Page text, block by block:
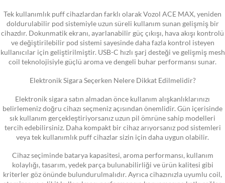
Tek kullanımlık puff cihazlardan farklı olarak Vozol ACE MAX, yeniden
doldurulabilir pod sistemiyle uzun süreli kullanım sunan gelişmiş bir
cihazdır. Dokunmatik ekranı, ayarlanabilir güç çıkışı, hava akışı kontrolü
ve değiştirilebilir pod sistemi sayesinde daha fazla kontrol isteyen
kullanıcılar için geliştirilmiştir. USB-C hızlı şarj desteği ve gelişmiş mesh
coil teknolojisiyle güçlü aroma ve dengeli buhar performansı sunar.
Elektronik Sigara Seçerken Nelere Dikkat Edilmelidir?
Elektronik sigara satın almadan önce kullanım alışkanlıklarınızı
belirlemeniz doğru cihazı seçmeniz açısından önemlidir. Gün içerisinde
sık kullanım gerçekleştiriyorsanız uzun pil ömrüne sahip modelleri
tercih edebilirsiniz. Daha kompakt bir cihaz arıyorsanız pod sistemleri
veya tek kullanımlık puff cihazlar sizin için daha uygun olabilir.
Cihaz seçiminde batarya kapasitesi, aroma performansı, kullanım
kolaylığı, tasarım, yedek parça bulunabilirliği ve ürün kalitesi gibi
kriterler göz önünde bulundurulmalıdır. Ayrıca cihazınızla uyumlu coil,